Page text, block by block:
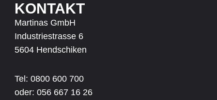
KONTAKT
Martinas GmbH
Industriestrasse 6
5604 Hendschiken
Tel: 0800 600 700
oder: 056 667 16 26